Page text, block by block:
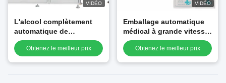
VIDÉO
L'alcool complètement
automatique de
Multilanes tamponne la
grande vitesse de
Obtenez le meilleur prix
VIDÉO
Emballage automatique
médical à grande vitesse
de protection de
préparation de tampon
Obtenez le meilleur prix